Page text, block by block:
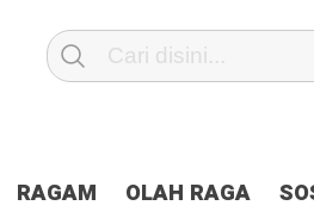
RAGAM OLAH RAGA
Jayapura
Pesan Sejuk Polri di
Hibah Pilkada Jayapura Cair 10 Persen,